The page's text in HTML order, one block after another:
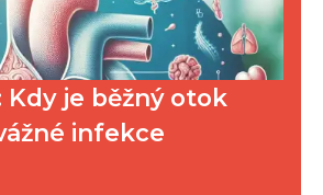
Kdy je běžný otok
infekce